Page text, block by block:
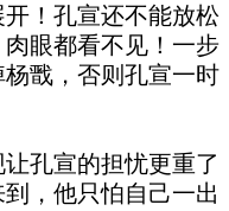
！孔宣还不能放松
眼都看不见！一步
戬，否则孔宣一时
宣的担忧更重了
，他只怕自己一出